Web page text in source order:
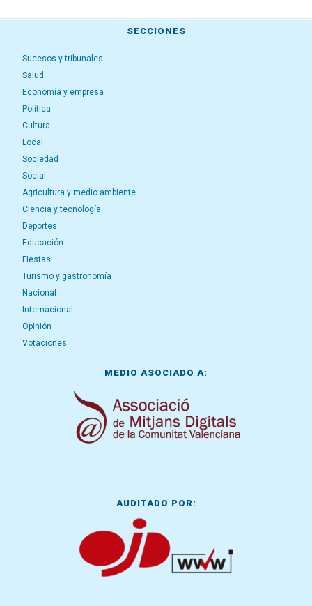
SECCIONES
Sucesos y tribunales
Salud
Economía y empresa
Política
Cultura
Local
Sociedad
Social
Agricultura y medio ambiente
Ciencia y tecnología
Deportes
Educación
Fiestas
Turismo y gastronomía
Nacional
Internacional
Opinión
Votaciones
MEDIO ASOCIADO A:
AUDITADO POR: